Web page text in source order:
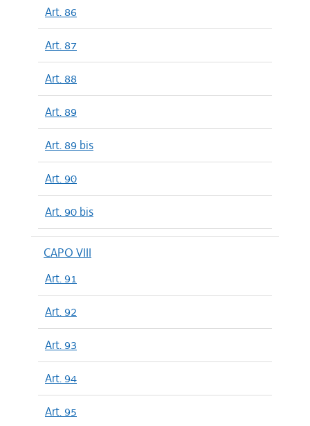
Art. 86
Art. 87
Art. 88
Art. 89
Art. 89 bis
Art. 90
Art. 90 bis
CAPO VIII
Art. 91
Art. 92
Art. 93
Art. 94
Art. 95